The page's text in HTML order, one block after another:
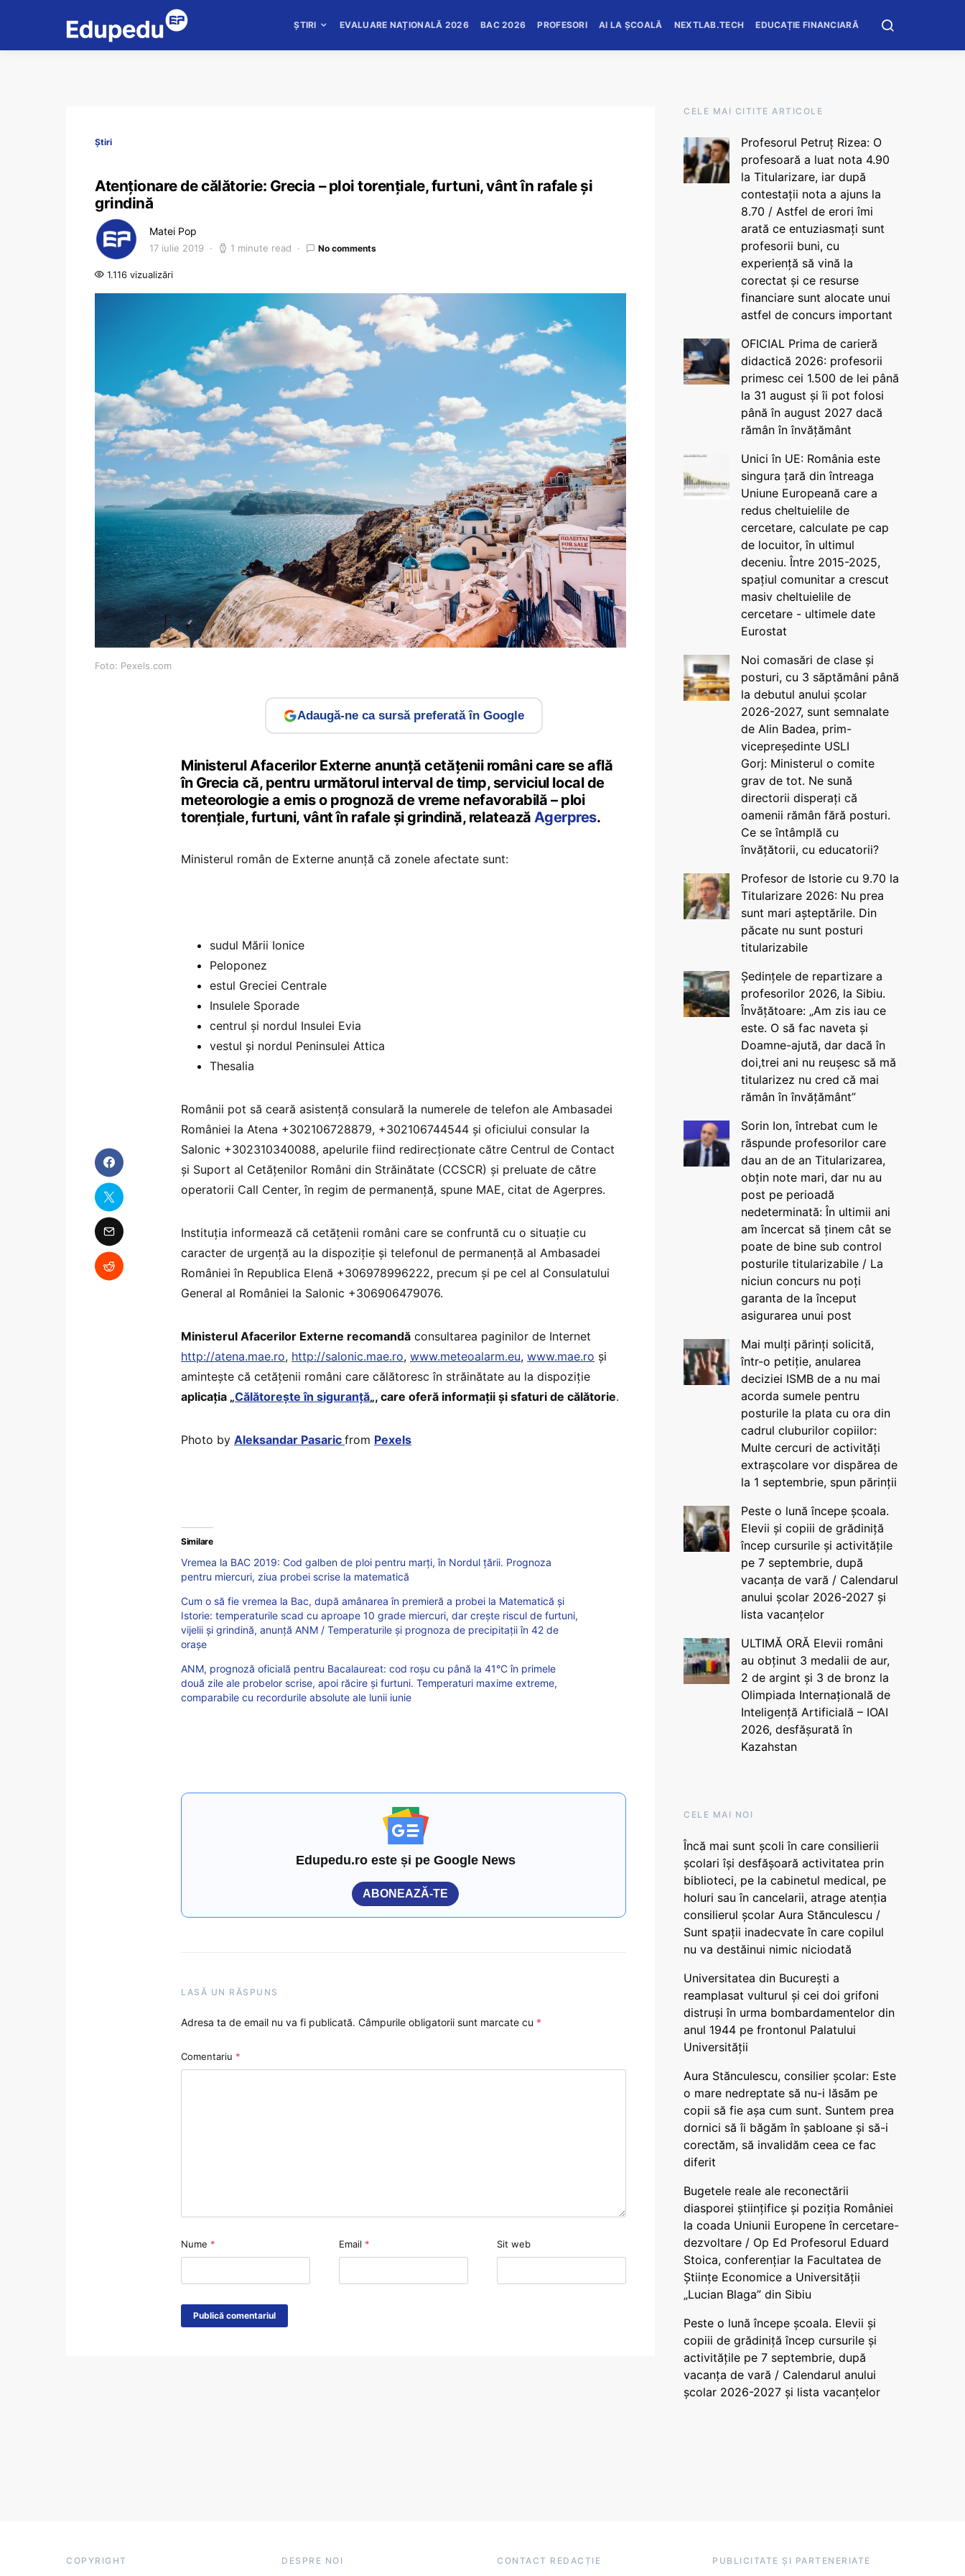
ȘTIRI EVALUARE NAȚIONALĂ 2026 BAC 2026 PROFESORI AI LA ȘCOALĂ NEXTLAB.TECH EDUCAȚIE FINANCIARĂ
Știri
Atenționare de călătorie: Grecia – ploi torențiale, furtuni, vânt în rafale și
grindină
Matei Pop
17 iulie 2019 1 minute read No comments
1.116 vizualizări
Foto: Pexels.com
Adaugă-ne ca sursă preferată în Google
Ministerul Afacerilor Externe anunță cetățenii români care se află
în Grecia că, pentru următorul interval de timp, serviciul local de
meteorologie a emis o prognoză de vreme nefavorabilă – ploi
torențiale, furtuni, vânt în rafale şi grindină, relateazăAgerpres.
Ministerul român de Externe anunță că zonele afectate sunt:
sudul Mării Ionice
Peloponez
estul Greciei Centrale
Insulele Sporade
centrul şi nordul Insulei Evia
vestul şi nordul Peninsulei Attica
Thesalia
Românii pot să ceară asistență consulară la numerele de telefon ale Ambasadei
României la Atena +302106728879, +302106744544 și oficiului consular la
Salonic +302310340088, apelurile fiind redirecționate către Centrul de Contact
şi Suport al Cetățenilor Români din Străinătate (CCSCR) şi preluate de către
operatorii Call Center, în regim de permanență, spune MAE, citat de Agerpres.
Instituția informează că cetățenii români care se confruntă cu o situație cu
caracter de urgență au la dispoziție și telefonul de permanență al Ambasadei
României în Republica Elenă +306978996222, precum şi pe cel al Consulatului
General al României la Salonic +306906479076.
Ministerul Afacerilor Externe recomandă consultarea paginilor de Internet
http://atena.mae.ro, http://salonic.mae.ro, www.meteoalarm.eu, www.mae.ro și
amintește că cetățenii români care călătoresc în străinătate au la dispoziție
aplicația „Călătoreşte în siguranță„, care oferă informații şi sfaturi de călătorie.
Photo by Aleksandar Pasaric from Pexels
Similare
Vremea la BAC 2019: Cod galben de ploi pentru marți, în Nordul țării. Prognoza
pentru miercuri, ziua probei scrise la matematică
Cum o să fie vremea la Bac, după amânarea în premieră a probei la Matematică și
Istorie: temperaturile scad cu aproape 10 grade miercuri, dar crește riscul de furtuni,
vijelii și grindină, anunță ANM / Temperaturile și prognoza de precipitații în 42 de
orașe
ANM, prognoză oficială pentru Bacalaureat: cod roșu cu până la 41°C în primele
două zile ale probelor scrise, apoi răcire și furtuni. Temperaturi maxime extreme,
comparabile cu recordurile absolute ale lunii iunie
Edupedu.ro este și pe Google News
ABONEAZĂ-TE
LASĂ UN RĂSPUNS
Adresa ta de email nu va fi publicată. Câmpurile obligatorii sunt marcate cu *
Comentariu *
Nume * Email * Sit web
CELE MAI CITITE ARTICOLE
Profesorul Petruț Rizea: O
profesoară a luat nota 4.90
la Titularizare, iar după
contestații nota a ajuns la
8.70 / Astfel de erori îmi
arată ce entuziasmați sunt
profesorii buni, cu
experiență să vină la
corectat și ce resurse
financiare sunt alocate unui
astfel de concurs important
OFICIAL Prima de carieră
didactică 2026: profesorii
primesc cei 1.500 de lei până
la 31 august și îi pot folosi
până în august 2027 dacă
rămân în învățământ
Unici în UE: România este
singura țară din întreaga
Uniune Europeană care a
redus cheltuielile de
cercetare, calculate pe cap
de locuitor, în ultimul
deceniu. Între 2015-2025,
spațiul comunitar a crescut
masiv cheltuielile de
cercetare - ultimele date
Eurostat
Noi comasări de clase și
posturi, cu 3 săptămâni până
la debutul anului școlar
2026-2027, sunt semnalate
de Alin Badea, prim-
vicepreședinte USLI
Gorj: Ministerul o comite
grav de tot. Ne sună
directorii disperați că
oamenii rămân fără posturi.
Ce se întâmplă cu
învățătorii, cu educatorii?
Profesor de Istorie cu 9.70 la
Titularizare 2026: Nu prea
sunt mari așteptările. Din
păcate nu sunt posturi
titularizabile
Ședințele de repartizare a
profesorilor 2026, la Sibiu.
Învățătoare: „Am zis iau ce
este. O să fac naveta și
Doamne-ajută, dar dacă în
doi,trei ani nu reușesc să mă
titularizez nu cred că mai
rămân în învățământ”
Sorin Ion, întrebat cum le
răspunde profesorilor care
dau an de an Titularizarea,
obțin note mari, dar nu au
post pe perioadă
nedeterminată: În ultimii ani
am încercat să ținem cât se
poate de bine sub control
posturile titularizabile / La
niciun concurs nu poți
garanta de la început
asigurarea unui post
Mai mulți părinți solicită,
într-o petiție, anularea
deciziei ISMB de a nu mai
acorda sumele pentru
posturile la plata cu ora din
cadrul cluburilor copiilor:
Multe cercuri de activități
extrașcolare vor dispărea de
la 1 septembrie, spun părinții
Peste o lună începe școala.
Elevii și copiii de grădiniță
încep cursurile și activitățile
pe 7 septembrie, după
vacanța de vară / Calendarul
anului școlar 2026-2027 și
lista vacanțelor
ULTIMĂ ORĂ Elevii români
au obținut 3 medalii de aur,
2 de argint și 3 de bronz la
Olimpiada Internațională de
Inteligență Artificială – IOAI
2026, desfășurată în
Kazahstan
CELE MAI NOI
Încă mai sunt școli în care consilierii
școlari își desfășoară activitatea prin
biblioteci, pe la cabinetul medical, pe
holuri sau în cancelarii, atrage atenția
consilierul școlar Aura Stănculescu /
Sunt spații inadecvate în care copilul
nu va destăinui nimic niciodată
Universitatea din București a
reamplasat vulturul și cei doi grifoni
distruși în urma bombardamentelor din
anul 1944 pe frontonul Palatului
Universității
Aura Stănculescu, consilier școlar: Este
o mare nedreptate să nu-i lăsăm pe
copii să fie așa cum sunt. Suntem prea
dornici să îi băgăm în șabloane și să-i
corectăm, să invalidăm ceea ce fac
diferit
Bugetele reale ale reconectării
diasporei științifice și poziția României
la coada Uniunii Europene în cercetare-
dezvoltare / Op Ed Profesorul Eduard
Stoica, conferențiar la Facultatea de
Științe Economice a Universității
„Lucian Blaga” din Sibiu
Peste o lună începe școala. Elevii și
copiii de grădiniță încep cursurile și
activitățile pe 7 septembrie, după
vacanța de vară / Calendarul anului
școlar 2026-2027 și lista vacanțelor
COPYRIGHT DESPRE NOI CONTACT REDACȚIE PUBLICITATE ȘI PARTENERIATE